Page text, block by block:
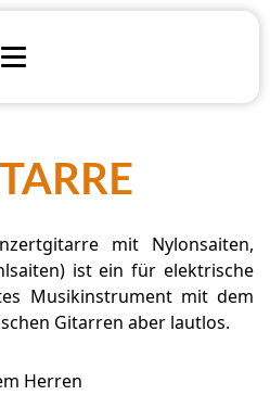
mit Nylonsaiten,
ist ein für elektrische
Musikinstrument mit dem
Gitarren aber lautlos.